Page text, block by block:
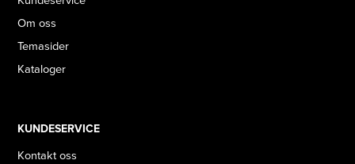
Om oss
Temasider
Kataloger
KUNDESERVICE
Kontakt oss